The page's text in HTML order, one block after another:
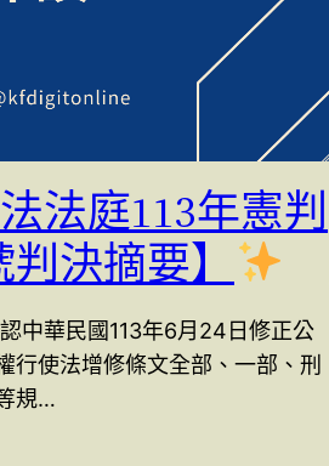
法法庭113年憲判
決摘要】
中華民國113年6月24日修正公
行使法增修條文全部、一部、刑
規…